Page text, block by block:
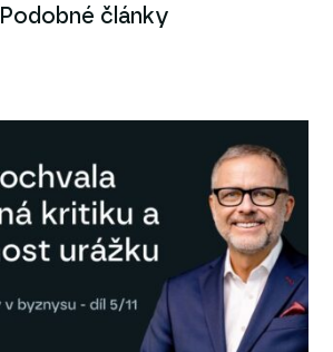
Podobné články